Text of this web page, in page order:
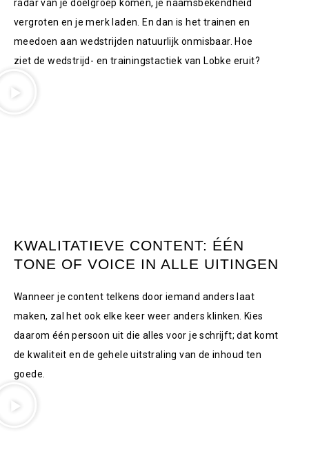
radar van je doelgroep komen, je naamsbekendheid
vergroten en je merk laden. En dan is het trainen en
meedoen aan wedstrijden natuurlijk onmisbaar. Hoe
ziet de wedstrijd- en trainingstactiek van Lobke eruit?
KWALITATIEVE CONTENT: ÉÉN
TONE OF VOICE IN ALLE UITINGEN
Wanneer je content telkens door iemand anders laat
maken, zal het ook elke keer weer anders klinken. Kies
daarom één persoon uit die alles voor je schrijft; dat komt
de kwaliteit en de gehele uitstraling van de inhoud ten
goede.